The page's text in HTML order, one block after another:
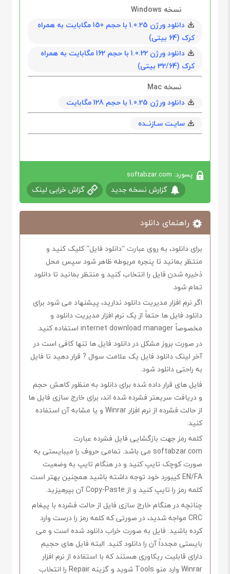
نسخه Windows
دانلود ورژن 1.0.25 با حجم 150 مگابايت به همراه
کرک (64 بیتی)
دانلود ورژن 1.0.22 با حجم 162 مگابايت به همراه
کرک (32/64 بیتی)
نسخه Mac
دانلود ورژن 1.0.25 با حجم 128 مگابايت
سایـت سـازنــده
پسورد: softabzar.com
گزارش نسخه جدید گزاش خرابی لینک
راهنمای دانلود
برای دانلود، به روی عبارت “دانلود فایل” کلیک کنید و
منتظر بمانید تا پنجره مربوطه ظاهر شود سپس محل
ذخیره شدن فایل را انتخاب کنید و منتظر بمانید تا دانلود
تمام شود.
اگر نرم افزار مدیریت دانلود ندارید، پیشنهاد می شود برای
دانلود فایل ها حتماً از یک نرم افزار مدیریت دانلود و
مخصوصاً internet download manager استفاده کنید.
در صورت بروز مشکل در دانلود فایل ها تنها کافی است در
آخر لینک دانلود فایل یک علامت سوال ? قرار دهید تا فایل
به راحتی دانلود شود.
فایل های قرار داده شده برای دانلود به منظور کاهش حجم
و دریافت سریعتر فشرده شده اند، برای خارج سازی فایل ها
از حالت فشرده از نرم افزار Winrar و یا مشابه آن استفاده
کنید.
کلمه رمز جهت بازگشایی فایل فشرده عبارت
softabzar.com می باشد. تمامی حروف را میبایستی به
صورت کوچک تایپ کنید و در هنگام تایپ به وضعیت
EN/FA کیبورد خود توجه داشته باشید همچنین بهتر است
کلمه رمز را تایپ کنید و از Copy-Paste آن بپرهیزید.
چنانچه در هنگام خارج سازی فایل از حالت فشرده با پیغام
CRC مواجه شدید، در صورتی که کلمه رمز را درست وارد
کرده باشید. فایل به صورت خراب دانلود شده است و می
بایستی مجدداً آن را دانلود کنید. البته فایل های حجیم
دارای قابلیت ریکاوری هستند که با استفاده از نرم افزار
Winrar وارد منو Tools شوید و گزینه Repair را انتخاب